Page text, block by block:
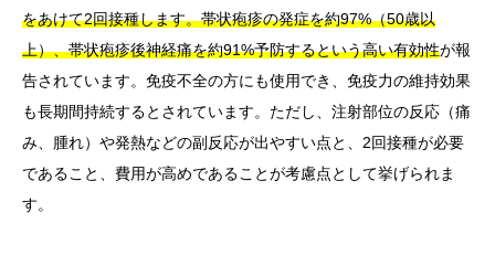
をあけて2回接種します。帯状疱疹の発症を約97%（50歳以
上）、帯状疱疹後神経痛を約91%予防するという高い有効性が報
告されています。免疫不全の方にも使用でき、免疫力の維持効果
も長期間持続するとされています。ただし、注射部位の反応（痛
み、腫れ）や発熱などの副反応が出やすい点と、2回接種が必要
であること、費用が高めであることが考慮点として挙げられま
す。